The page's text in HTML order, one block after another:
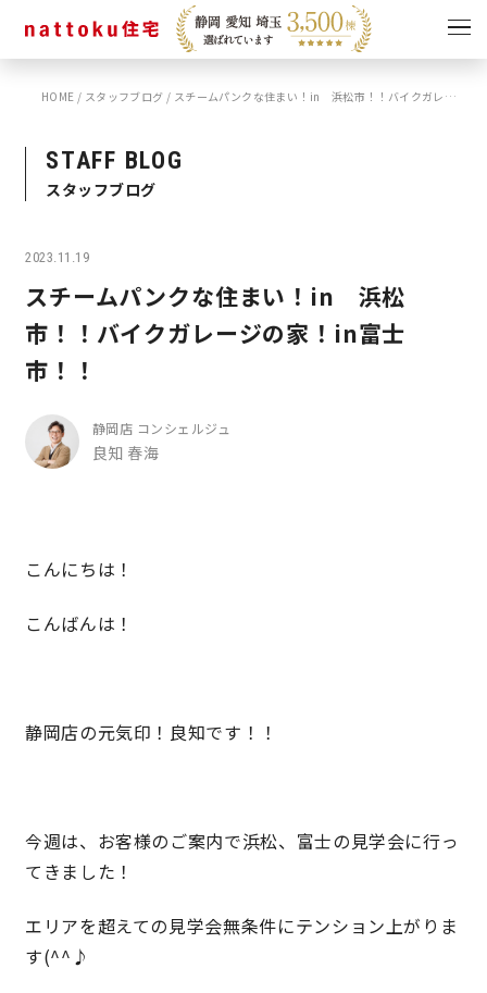
ショールーム
スタッフブログ
営業時間／10:00～20:00 定休日／年末年始
nattokuグループコーポレートサイト
nattoku住宅 10のこだわり
HOME / スタッフブログ / スチームパンクな住まい！in 浜松市！！バイクガレージの家！in富士市！！
STAFF BLOG
スタッフブログ
2023.11.19
スチームパンクな住まい！in 浜松
市！！バイクガレージの家！in富士
市！！
静岡店 コンシェルジュ
良知 春海
こんにちは！
こんばんは！
静岡店の元気印！良知です！！
今週は、お客様のご案内で浜松、富士の見学会に行っ
てきました！
エリアを超えての見学会無条件にテンション上がりま
す(^^♪